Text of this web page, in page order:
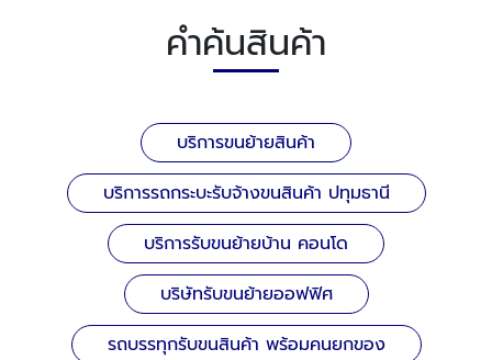
คำค้นสินค้า
บริการขนย้ายสินค้า
บริการรถกระบะรับจ้างขนสินค้า ปทุมธานี
บริการรับขนย้ายบ้าน คอนโด
บริษัทรับขนย้ายออฟฟิศ
รถบรรทุกรับขนสินค้า พร้อมคนยกของ